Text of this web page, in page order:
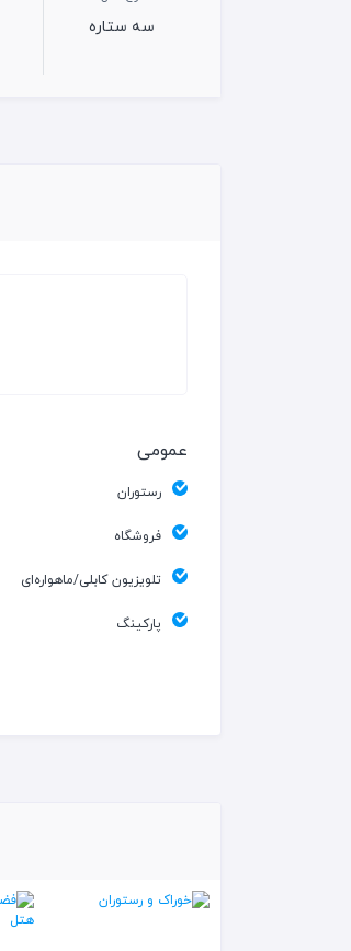
سه ستاره
عمومی
رستوران
فروشگاه
تلویزیون کابلی/ماهواره‌ای
پارکینگ